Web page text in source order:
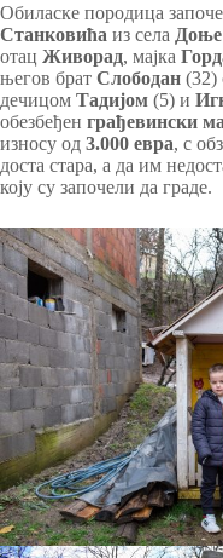
Обиласке породица
Станковића из села
отац Живорад, мајка
његов брат Слободан (32)
дечицом Тадијом (5) и
обезбеђен грађевински
износу од 3.000 евра, с
доста стара, а да им
коју су започели да граде.